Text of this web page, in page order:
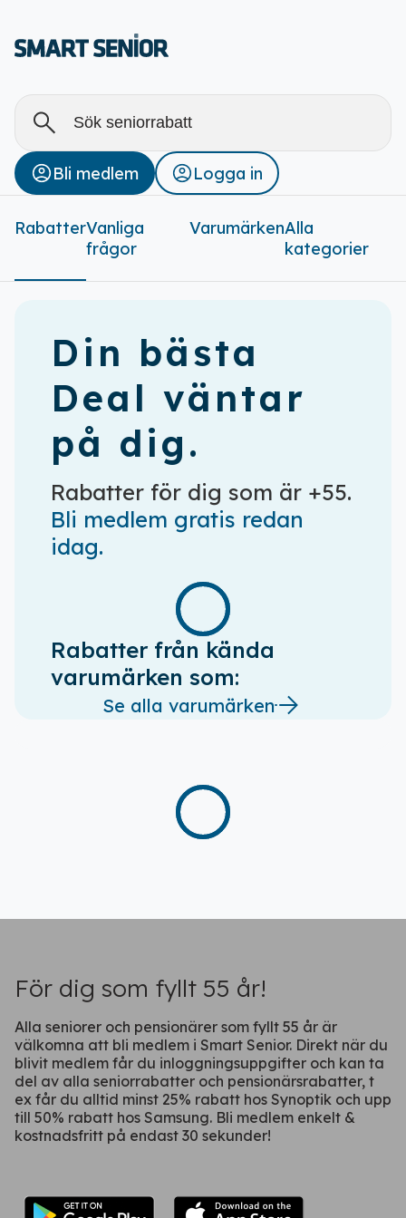
Alla
Rabatter (0)
Bli medlem Logga in
RabatterVanliga
frågor
VarumärkenAlla
kategorier
Din bästa
Deal väntar
på dig.
Rabatter för dig som är +55.
Bli medlem gratis redan
idag.
Rabatter från kända
varumärken som:
Se alla varumärken
För dig som fyllt 55 år!
Alla seniorer och pensionärer som fyllt 55 år är
välkomna att bli medlem i Smart Senior. Direkt när du
blivit medlem får du inloggningsuppgifter och kan ta
del av alla seniorrabatter och pensionärsrabatter, t
ex får du alltid minst 25% rabatt hos Synoptik och upp
till 50% rabatt hos Samsung. Bli medlem enkelt &
kostnadsfritt på endast 30 sekunder!
Ladda ner vår app!